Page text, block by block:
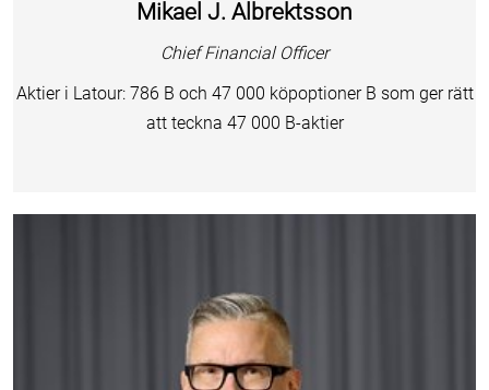
Mikael J. Albrektsson
Chief Financial Officer
Aktier i Latour: 786 B och 47 000 köpoptioner B som ger rätt
att teckna 47 000 B-aktier